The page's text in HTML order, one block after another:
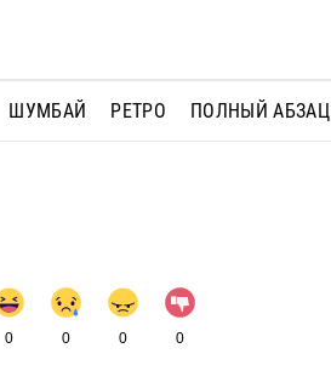
ШУМБАЙ РЕТРО ПОЛНЫЙ АБЗАЦ
0 0 0 0